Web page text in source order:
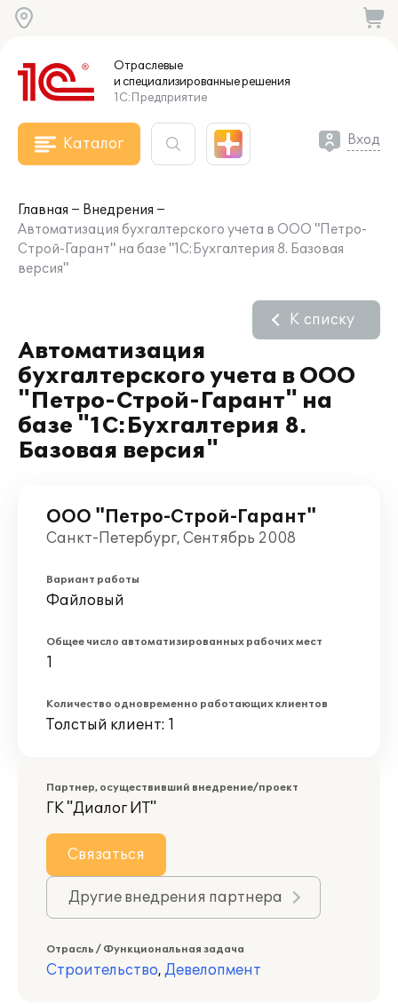
Отраслевые
и специализированныерешения
1С:Предприятие
Каталог Вход
Главная
Внедрения
Автоматизация бухгалтерского учета в ООО "Петро-
Строй-Гарант" на базе "1С:Бухгалтерия 8. Базовая
версия"
Автоматизация
бухгалтерского учета в ООО
"Петро-Строй-Гарант" на
базе "1С:Бухгалтерия 8.
Базовая версия"
К списку
ООО "Петро-Строй-Гарант"
Санкт-Петербург, Сентябрь 2008
Вариант работы
Файловый
Общее число автоматизированных рабочих мест
1
Количество одновременно работающих клиентов
Толстый клиент: 1
Партнер, осуществивший внедрение/проект
ГК "Диалог ИТ"
Связаться
Другие внедрения партнера
Отрасль / Функциональная задача
Строительство, Девелопмент